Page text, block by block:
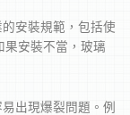
安裝規範，包括使
果安裝不當，玻璃
出現爆裂問題。例